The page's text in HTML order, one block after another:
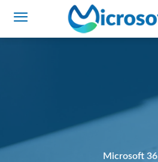
Microsoft